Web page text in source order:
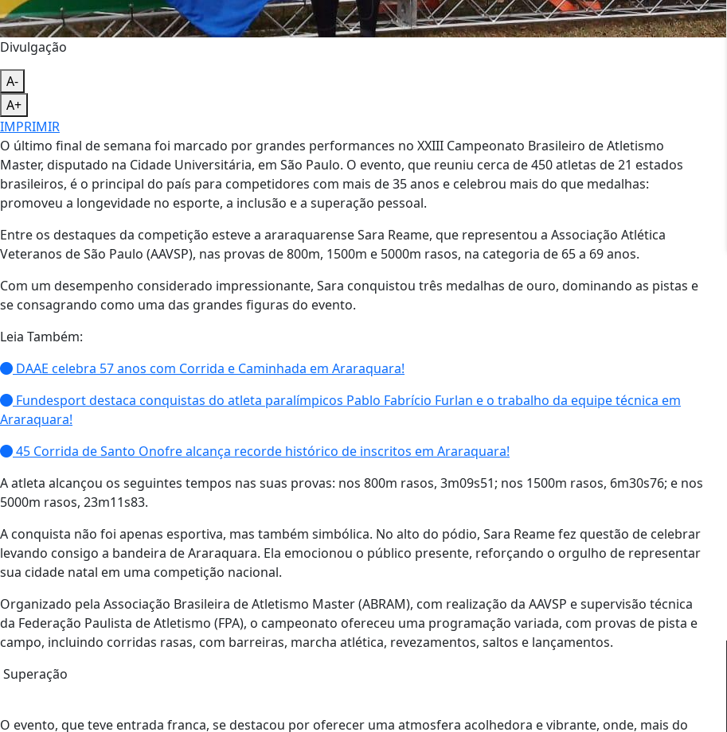
Divulgação
A-
A+
IMPRIMIR
O último final de semana foi marcado por grandes performances no XXIII Campeonato Brasileiro de Atletismo
Master, disputado na Cidade Universitária, em São Paulo. O evento, que reuniu cerca de 450 atletas de 21 estados
brasileiros, é o principal do país para competidores com mais de 35 anos e celebrou mais do que medalhas:
promoveu a longevidade no esporte, a inclusão e a superação pessoal.
Entre os destaques da competição esteve a araraquarense Sara Reame, que representou a Associação Atlética
Veteranos de São Paulo (AAVSP), nas provas de 800m, 1500m e 5000m rasos, na categoria de 65 a 69 anos.
Com um desempenho considerado impressionante, Sara conquistou três medalhas de ouro, dominando as pistas e
se consagrando como uma das grandes figuras do evento.
Leia Também:
DAAE celebra 57 anos com Corrida e Caminhada em Araraquara!
Fundesport destaca conquistas do atleta paralímpicos Pablo Fabrício Furlan e o trabalho da equipe técnica em
Araraquara!
45 Corrida de Santo Onofre alcança recorde histórico de inscritos em Araraquara!
A atleta alcançou os seguintes tempos nas suas provas: nos 800m rasos, 3m09s51; nos 1500m rasos, 6m30s76; e nos
5000m rasos, 23m11s83.
A conquista não foi apenas esportiva, mas também simbólica. No alto do pódio, Sara Reame fez questão de celebrar
levando consigo a bandeira de Araraquara. Ela emocionou o público presente, reforçando o orgulho de representar
sua cidade natal em uma competição nacional.
Organizado pela Associação Brasileira de Atletismo Master (ABRAM), com realização da AAVSP e supervisão técnica
da Federação Paulista de Atletismo (FPA), o campeonato ofereceu uma programação variada, com provas de pista e
campo, incluindo corridas rasas, com barreiras, marcha atlética, revezamentos, saltos e lançamentos.
Superação
O evento, que teve entrada franca, se destacou por oferecer uma atmosfera acolhedora e vibrante, onde, mais do